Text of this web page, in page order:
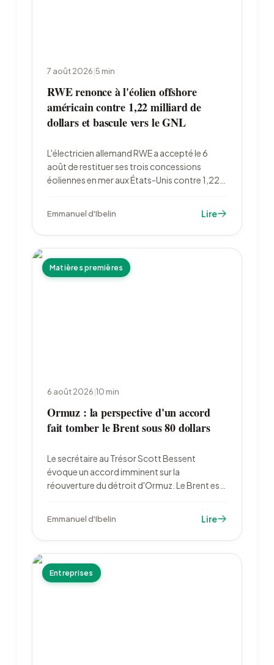
7 août 2026|5 min
RWE renonce à l'éolien offshore
américain contre 1,22 milliard de
dollars et bascule vers le GNL
L'électricien allemand RWE a accepté le 6
août de restituer ses trois concessions
éoliennes en mer aux États-Unis contre 1,22
fédéraux approche 4 milliards de dollars.
Emmanuel d'Ibelin Lire
Matières premières
6 août 2026|10 min
Ormuz : la perspective d'un accord
fait tomber le Brent sous 80 dollars
Le secrétaire au Trésor Scott Bessent
évoque un accord imminent sur la
réouverture du détroit d'Ormuz. Le Brent est
deux leurs paris sur un resserrement de la Fed.
Emmanuel d'Ibelin Lire
Entreprises